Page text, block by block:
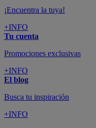
¡Encuentra la tuya!
+INFO
Tu cuenta
Promociones exclusivas
+INFO
El blog
Busca tu inspiración
+INFO